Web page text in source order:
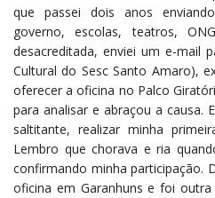
que passei dois anos
governo, escolas, teatros,
desacreditada, enviei um e-mail
Cultural do Sesc Santo Amaro),
oferecer a oficina no Palco
para analisar e abraçou a causa.
saltitante, realizar minha
Lembro que chorava e ria
confirmando minha participação.
oficina em Garanhuns e foi